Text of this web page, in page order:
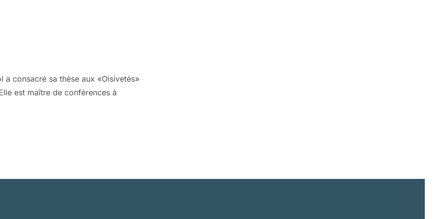
le maréchal de France était aussi
depuis le siècle de Louis XIV, on peut
qu’il a commencé à rédiger dans les
circulé du vivant de l’auteur. Dès son
a consacré sa thèse aux «Oisivetés»
est maître de conférences à